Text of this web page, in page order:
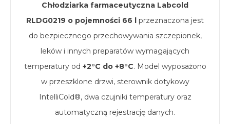
Chłodziarka farmaceutyczna Labcold
RLDG0219 o pojemności 66 l przeznaczona jest
do bezpiecznego przechowywania szczepionek,
leków i innych preparatów wymagających
temperatury od +2°C do +8°C. Model wyposażono
w przeszklone drzwi, sterownik dotykowy
IntelliCold®, dwa czujniki temperatury oraz
automatyczną rejestrację danych.